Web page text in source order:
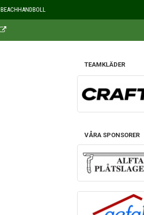
BEACHHANDBOLL
TEAMKLÄDER
VÅRA SPONSORER